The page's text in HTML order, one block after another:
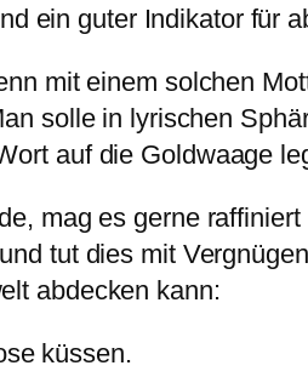
ein guter Indikator für
mit einem solchen
solle in lyrischen
auf die Goldwaage
mag es gerne
tut dies mit
abdecken kann:
küssen.